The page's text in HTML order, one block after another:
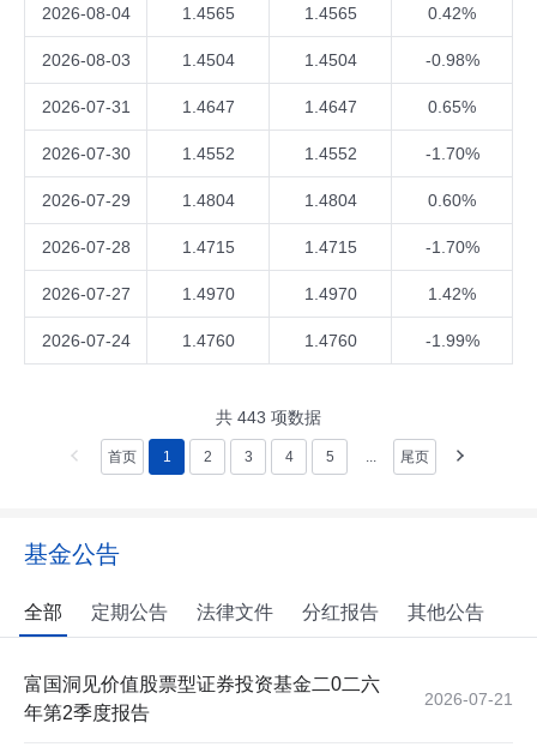
2026-08-04 1.4565 1.4565 0.42%
2026-08-03 1.4504 1.4504 -0.98%
2026-07-31 1.4647 1.4647 0.65%
2026-07-30 1.4552 1.4552 -1.70%
2026-07-29 1.4804 1.4804 0.60%
2026-07-28 1.4715 1.4715 -1.70%
2026-07-27 1.4970 1.4970 1.42%
2026-07-24 1.4760 1.4760 -1.99%
共 443 项数据
首页 1 2 3 4 5 ... 尾页
基金公告
全部 定期公告 法律文件 分红报告 其他公告
富国洞见价值股票型证券投资基金二0二六
年第2季度报告
2026-07-21